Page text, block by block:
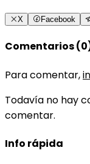
X Facebook
Comentarios
Para comentar,
Todavía no hay
comentar.
Info rápida